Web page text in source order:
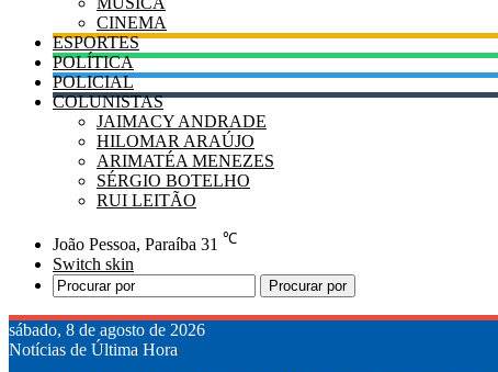
CINEMA
ESPORTES
POLÍTICA
POLICIAL
COLUNISTAS
JAIMACY ANDRADE
HILOMAR ARAÚJO
ARIMATÉA MENEZES
SÉRGIO BOTELHO
RUI LEITÃO
João Pessoa, Paraíba 31 ℃
Switch skin
Procurar por
sábado, 8 de agosto de 2026
Notícias de Última Hora